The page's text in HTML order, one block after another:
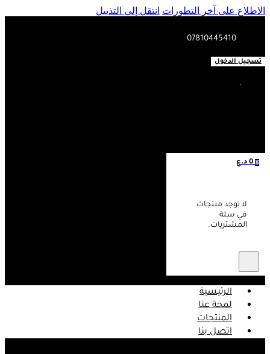
الاطلاع على آخر التطورات انتقل إلى التذييل
07810445410
تسجيل الدخول
0
0 د.ع
لا توجد منتجات
في سلة
المشتريات.
الرئيسية
لمحة عنا
المنتجات
اتصل بنا